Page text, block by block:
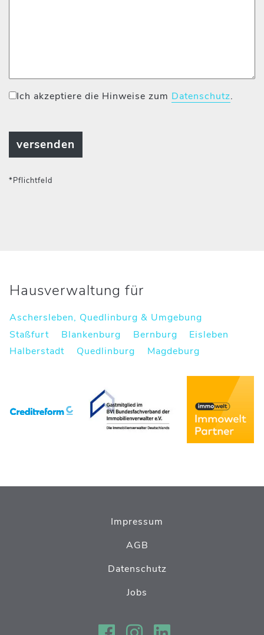
Ich akzeptiere die Hinweise zum Datenschutz.
*Pflichtfeld
Hausverwaltung für
Aschersleben, Quedlinburg & Umgebung
Staßfurt
Blankenburg Bernburg
Eisleben
Halberstadt
Quedlinburg Magdeburg
Impressum
AGB
Datenschutz
Jobs